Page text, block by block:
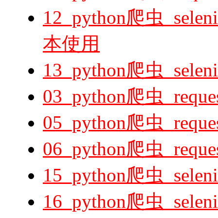
12_python爬虫
本使用
13_python爬虫
03_python爬虫
05_python爬虫
06_python爬虫
15_python爬虫
16_python爬虫